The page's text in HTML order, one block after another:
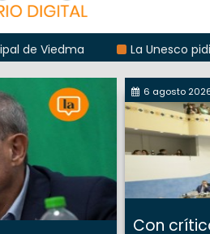
La Unesco pidió frenar
6 agosto
Con